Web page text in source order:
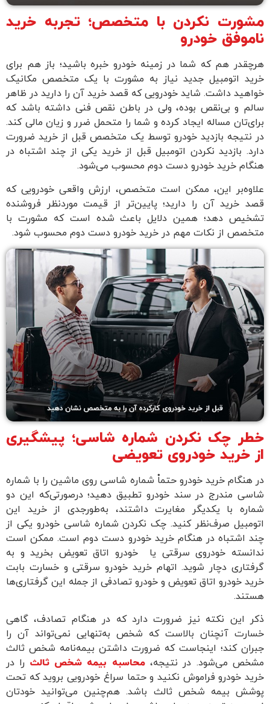
نکردن با متخصص؛ تجربه خرید
خودرو
هم که شما در زمینه خودرو خبره باشید؛ باز هم برای
اتومبیل جدید نیاز به مشورت با یک متخصص مکانیک
داشت. شاید خودرویی که قصد خرید آن را دارید در ظاهر
و بی‌نقص بوده، ولی در باطن نقص فنی داشته باشد که
مساله ایجاد کرده و شما را متحمل ضرر و زیان مالی کند.
نتیجه بازدید خودرو توسط یک متخصص قبل از خرید ضرورت
بازدید نکردن اتومبیل قبل از خرید یکی از چند اشتباه در
خرید خودرو دست دوم محسوب می‌شود.
این، ممکن است متخصص، ارزش واقعی خودرویی که
خرید آن را دارید؛ پایین‌تر از قیمت موردنظر فروشنده
دهد؛ همین دلایل باعث شده است که مشورت با
از نکات مهم در خرید خودرو دست دوم محسوب شود.
چک نکردن شماره شاسی؛ پیشگیری
خرید خودروی تعویضی
هنگام خرید خودرو حتماْ شماره شاسی روی ماشین را با شماره
مندرج در سند خودرو تطبیق دهید؛ درصورتی‌که این دو
با یکدیگر مغایرت داشتند، به‌طور‌جدی از خرید این
صرف‌نظر کنید. چک نکردن شماره شاسی خودرو یکی از
اشتباه در هنگام خرید خودرو دست دوم است. ممکن است
خودروی سرقتی یا خودرو اتاق تعویض بخرید و به
دچار شوید. اتهام خرید خودرو سرقتی و خسارت بابت
خودرو اتاق تعویض و خودرو تصادفی از جمله این گرفتاری‌ها
این نکته نیز ضرورت دارد که در هنگام تصادف، گاهی
آنچنان بالاست که شخص به‌تنهایی نمی‌تواند آن را
کند؛ اینجاست که ضرورت داشتن بیمه‌نامه شخص ثالث
می‌شود. در نتیجه،محاسبه بیمه شخص ثالثرا در
خودرو فراموش نکنید و حتما سراغ خودرویی بروید که تحت
بیمه شخص ثالث باشد. هم‌چنین می‌توانید خودتان